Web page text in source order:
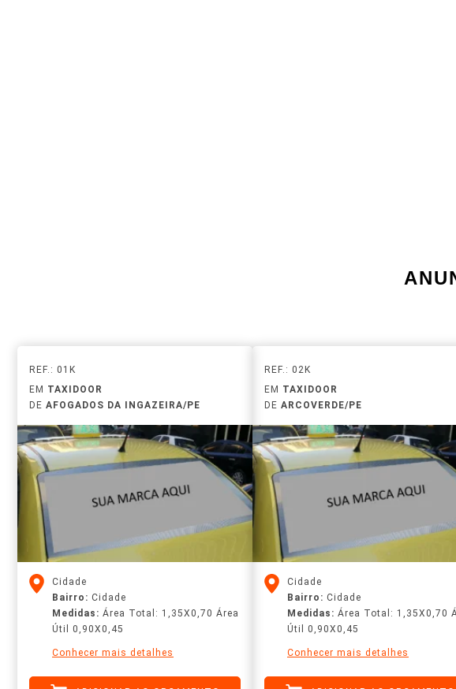
REF.: 01K
EM TAXIDOOR
DE AFOGADOS DA INGAZEIRA/PE
Cidade
Bairro: Cidade
Medidas: Área Total: 1,35X0,70 Área
Útil 0,90X0,45
Conhecer mais detalhes
REF.: 02K
EM TAXIDOOR
DE ARCOVERDE/PE
Cidade
Bairro: Cidade
Medidas: Área Total: 1,35X0,70
Útil 0,90X0,45
Conhecer mais detalhes